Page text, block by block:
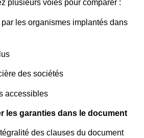
plusieurs voies pour comparer :
par les organismes implantés dans
des sociétés
accessibles
les garanties dans le document
des clauses du document